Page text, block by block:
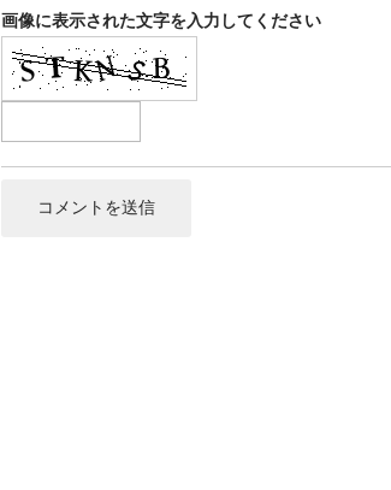
画像に表示された文字を入力してください